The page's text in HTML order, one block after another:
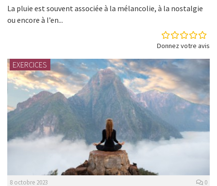
La pluie est souvent associée à la mélancolie, à la nostalgie
ou encore à l’en...
Donnez votre avis
EXERCICES
8 octobre 2023 0